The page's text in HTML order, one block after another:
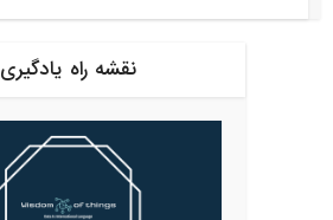
نقشه راه یادگیری